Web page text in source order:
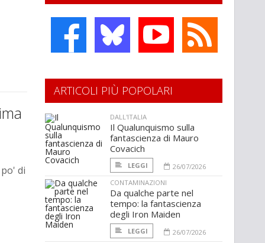
di
ARTICOLI PIÙ POPOLARI
DALL'ITALIA
Il Qualunquismo sulla
fantascienza di Mauro
Covacich
LEGGI
26/07/2026
CONTAMINAZIONI
Da qualche parte nel
tempo: la fantascienza
degli Iron Maiden
LEGGI
26/07/2026